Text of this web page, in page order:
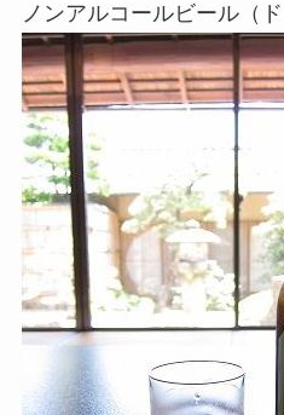
ノンアルコールビール（